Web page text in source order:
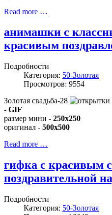
Read more …
анимашки с
красивым
Подробности
Категория: 50-Золотая
Просмотров: 9554
Золотая свадьба-28
- GIF
размер мини - 250x250
оригинал - 500x500
Read more …
гифка с красивым
поздравительной
Подробности
Категория: 50-Золотая